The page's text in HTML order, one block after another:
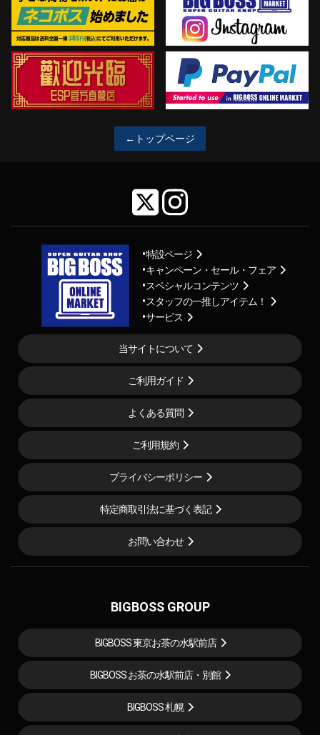
←トップページ
特設ページ
キャンペーン・セール・フェア
スペシャルコンテンツ
スタッフの一推しアイテム！
サービス
当サイトについて
ご利用ガイド
よくある質問
ご利用規約
プライバシーポリシー
特定商取引法に基づく表記
お問い合わせ
BIGBOSS GROUP
BIGBOSS 東京お茶の水駅前店
BIGBOSS お茶の水駅前店・別館
BIGBOSS 札幌